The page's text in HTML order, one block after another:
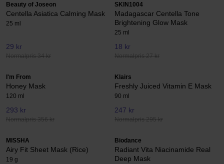
Beauty of Joseon
Centella Asiatica Calming Mask
25 ml
29 kr
Normalpris 34 kr
SKIN1004
Madagascar Centella Tone
Brightening Glow Mask
25 ml
18 kr
Normalpris 27 kr
I'm From
Honey Mask
120 ml
293 kr
Normalpris 356 kr
Klairs
Freshly Juiced Vitamin E Mask
90 ml
247 kr
Normalpris 295 kr
MISSHA
Airy Fit Sheet Mask (Rice)
19 g
Biodance
Radiant Vita Niacinamide Real
Deep Mask